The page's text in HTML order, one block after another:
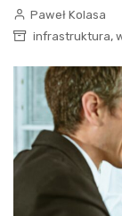
Paweł Kolasa
infrastruktura,